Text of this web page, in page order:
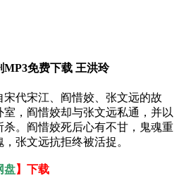
免费下载 王洪玲
代宋江、阎惜姣、张文远的故
，阎惜姣却与张文远私通，并以
。阎惜姣死后心有不甘，鬼魂重
张文远抗拒终被活捉。
盘】下载